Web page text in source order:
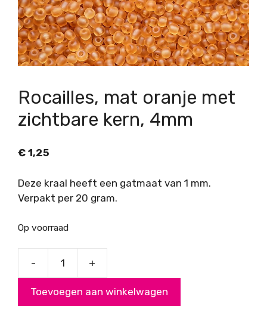
Rocailles, mat oranje met
zichtbare kern, 4mm
€ 1,25
Deze kraal heeft een gatmaat van 1 mm.
Verpakt per 20 gram.
Op voorraad
-
oranje
+
Toevoegen aan winkelwagen